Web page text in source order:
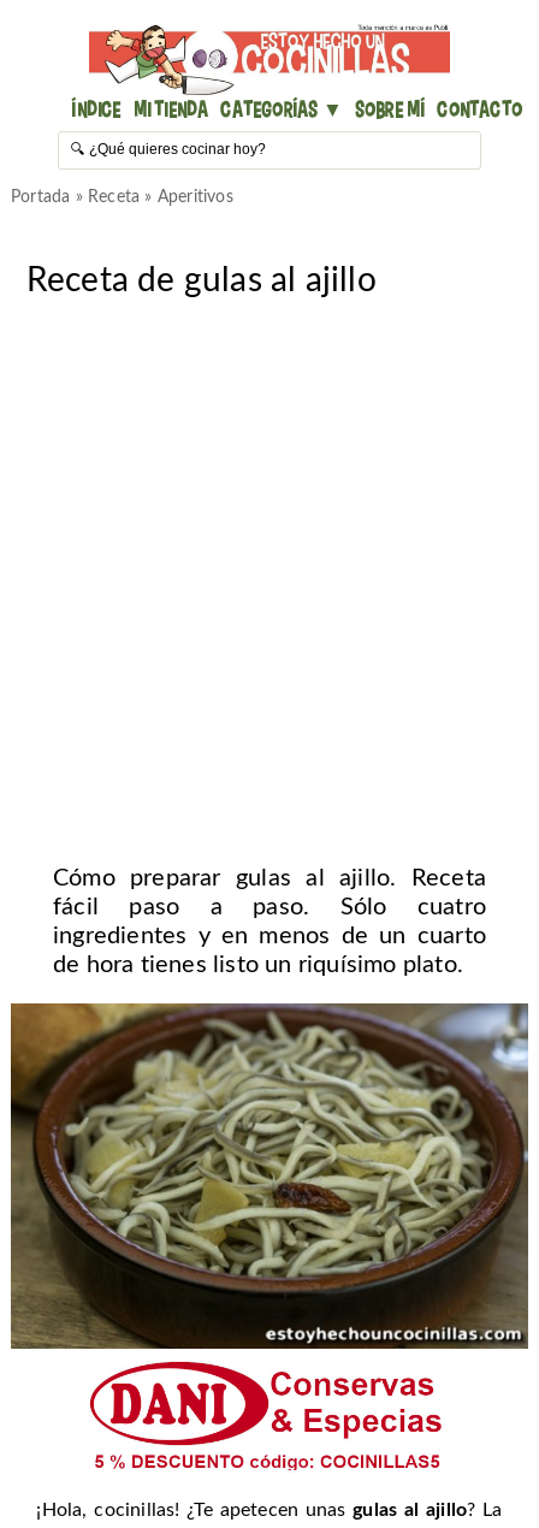
Índice Mi Tienda Categorías ▼ Sobre mí Contacto
Portada » Receta » Aperitivos
Receta de gulas al ajillo
Cómo preparar gulas al ajillo. Receta
fácil paso a paso. Sólo cuatro
ingredientes y en menos de un cuarto
de hora tienes listo un riquísimo plato.
¡Hola, cocinillas! ¿Te apetecen unasgulas al ajillo? La